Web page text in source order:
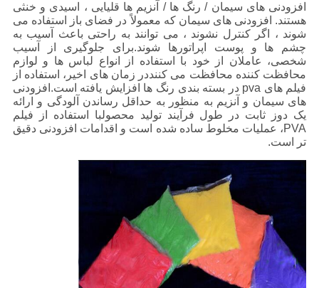
افزودنی های سیمان / رنگ ها / آنزیم ها قلیایی ، اسیدی و خنثی
هستند. افزودنی های سیمان که معمولاً در فضای باز استفاده می
شوند ، اگر کنترل نشوند ، می توانند به راحتی باعث آسیب به
چشم ها و پوست اپراتورها شوند.برای جلوگیری از آسیب
شخصی، عاملان از خود با استفاده از انواع لباس ها و لوازم
محافظت کننده محافظت می کننددر زمان های اخیر، استفاده از
فیلم های pva در بسته بندی رنگ ها افزایش یافته است.افزودنی
های سیمان و آنزیم به منظور به حداقل رساندن آلودگی و ارائه
یک دوز ثابت در طول فرآیند تولید محصولبا استفاده از فیلم
PVA، عملیات مخلوط ساده شده است و اقدامات افزودنی دقیق
تر است.